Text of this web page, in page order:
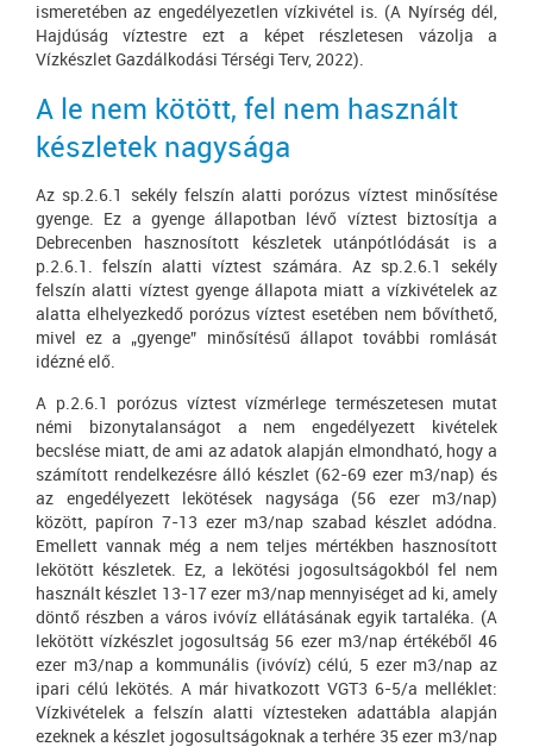
ismeretében az engedélyezetlen vízkivétel is. (A Nyírség dél,
Hajdúság víztestre ezt a képet részletesen vázolja a
Vízkészlet Gazdálkodási Térségi Terv, 2022).
A le nem kötött, fel nem használt
készletek nagysága
Az sp.2.6.1 sekély felszín alatti porózus víztest minősítése
gyenge. Ez a gyenge állapotban lévő víztest biztosítja a
Debrecenben hasznosított készletek utánpótlódását is a
p.2.6.1. felszín alatti víztest számára. Az sp.2.6.1 sekély
felszín alatti víztest gyenge állapota miatt a vízkivételek az
alatta elhelyezkedő porózus víztest esetében nem bővíthető,
mivel ez a „gyenge” minősítésű állapot további romlását
idézné elő.
A p.2.6.1 porózus víztest vízmérlege természetesen mutat
némi bizonytalanságot a nem engedélyezett kivételek
becslése miatt, de ami az adatok alapján elmondható, hogy a
számított rendelkezésre álló készlet (62-69 ezer m3/nap) és
az engedélyezett lekötések nagysága (56 ezer m3/nap)
között, papíron 7-13 ezer m3/nap szabad készlet adódna.
Emellett vannak még a nem teljes mértékben hasznosított
lekötött készletek. Ez, a lekötési jogosultságokból fel nem
használt készlet 13-17 ezer m3/nap mennyiséget ad ki, amely
döntő részben a város ivóvíz ellátásának egyik tartaléka. (A
lekötött vízkészlet jogosultság 56 ezer m3/nap értékéből 46
ezer m3/nap a kommunális (ivóvíz) célú, 5 ezer m3/nap az
ipari célú lekötés. A már hivatkozott VGT3 6-5/a melléklet:
Vízkivételek a felszín alatti víztesteken adattábla alapján
ezeknek a készlet jogosultságoknak a terhére 35 ezer m3/nap